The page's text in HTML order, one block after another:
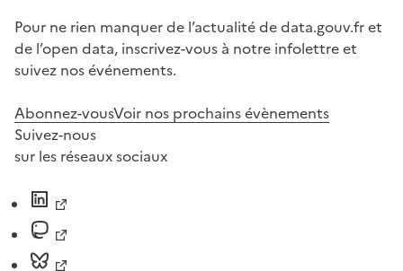
Pour ne rien manquer de l’actualité de data.gouv.fr et
de l’open data, inscrivez-vous à notre infolettre et
suivez nos événements.
Abonnez-vousVoir nos prochains évènements
Suivez-nous
sur les réseaux sociaux